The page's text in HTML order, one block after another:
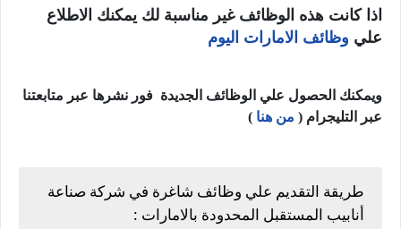
اذا كانت هذه الوظائف غير مناسبة لك يمكنك الاطلاع
علي وظائف الامارات اليوم
ويمكنك الحصول علي الوظائف الجديدة فور نشرها عبر متابعتنا
عبر التليجرام ( من هنا )
طريقة التقديم علي وظائف شاغرة في شركة صناعة
أنابيب المستقبل المحدودة بالامارات :